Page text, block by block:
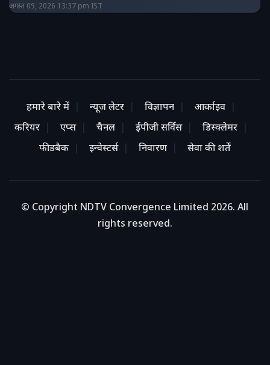
अगस्त 09, 2026 13:37 pm IST
हमारे बारे में न्यूज लेटर विज्ञापन
आर्काइव
करियर
एप्स चैनल ईपीजी सर्विस
डिस्क्लेमर
फीडबैक
इन्वेस्टर्स निवारण सेवा की शर्तें
© Copyright NDTV Convergence Limited 2026. All
rights reserved.